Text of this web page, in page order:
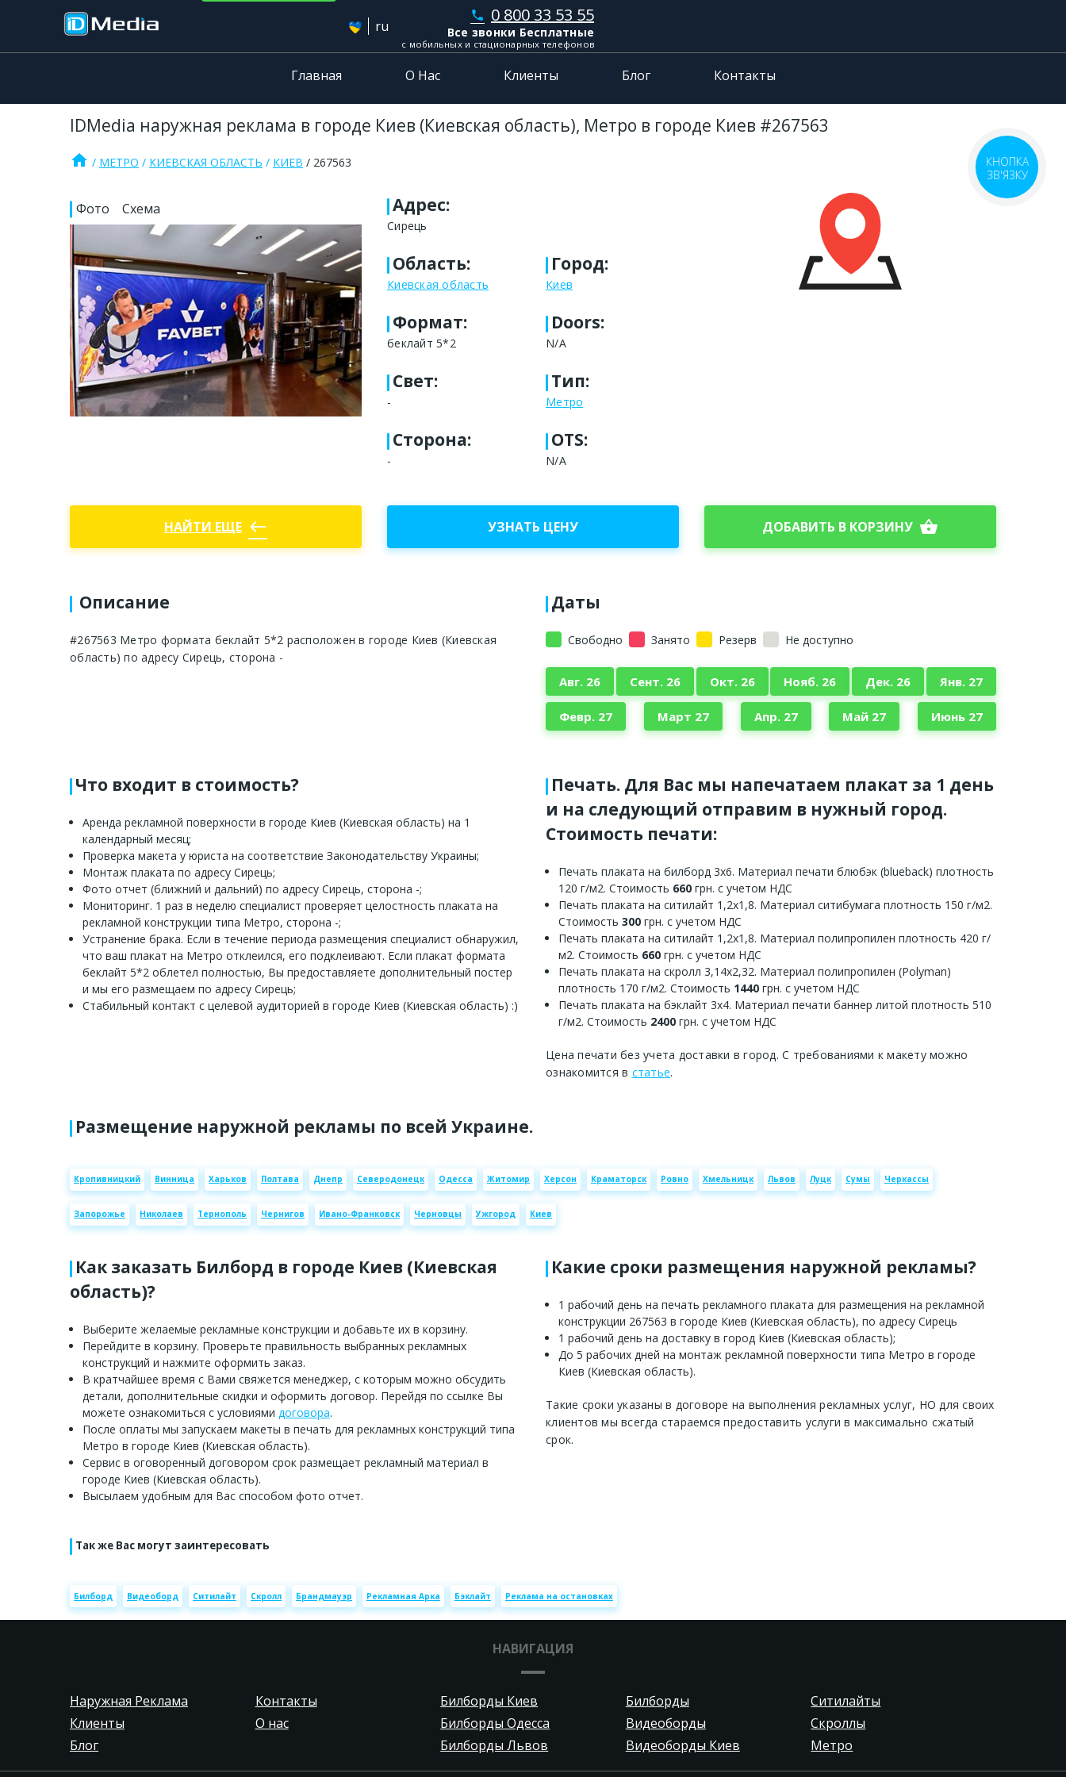
ru
phone 0 800 33 53 55
Все звонки Бесплатные
с мобильных и стационарных телефонов
Главная О Нас Клиенты Блог Контакты
IDMedia наружная реклама в городе Киев (Киевская область), Метро в городе Киев #267563
home МЕТРО КИЕВСКАЯ ОБЛАСТЬ КИЕВ 267563
Фото Схема Адрес:
Сирець
Область:
Киевская область
Город:
Киев
Формат:
беклайт 5*2
Doors:
N/A
Свет:
-
Тип:
Метро
Сторона:
-
OTS:
N/A
НАЙТИ ЕЩЕ west УЗНАТЬ ЦЕНУ ДОБАВИТЬ В КОРЗИНУ shopping_basket
Описание
#267563 Метро формата беклайт 5*2 расположен в городе Киев (Киевская
область) по адресу Сирець, сторона -
Даты
Свободно Занято Резерв Не доступно
Авг. 26 Сент. 26 Окт. 26 Нояб. 26 Дек. 26 Янв. 27
Февр. 27 Март 27 Апр. 27 Май 27 Июнь 27
Что входит в стоимость?
Аренда рекламной поверхности в городе Киев (Киевская область) на 1
календарный месяц;
Проверка макета у юриста на соответствие Законодательству Украины;
Монтаж плаката по адресу Сирець;
Фото отчет (ближний и дальний) по адресу Сирець, сторона -;
Мониторинг. 1 раз в неделю специалист проверяет целостность плаката на
рекламной конструкции типа Метро, сторона -;
Устранение брака. Если в течение периода размещения специалист обнаружил,
что ваш плакат на Метро отклеился, его подклеивают. Если плакат формата
беклайт 5*2 облетел полностью, Вы предоставляете дополнительный постер
и мы его размещаем по адресу Сирець;
Стабильный контакт с целевой аудиторией в городе Киев (Киевская область) :)
Печать. Для Вас мы напечатаем плакат за 1 день
и на следующий отправим в нужный город.
Стоимость печати:
Печать плаката на билборд 3х6. Материал печати блюбэк (blueback) плотность
120 г/м2. Стоимость 660 грн. с учетом НДС
Печать плаката на ситилайт 1,2х1,8. Материал ситибумага плотность 150 г/м2.
Стоимость 300 грн. с учетом НДС
Печать плаката на ситилайт 1,2х1,8. Материал полипропилен плотность 420 г/
м2. Стоимость 660 грн. с учетом НДС
Печать плаката на скролл 3,14х2,32. Материал полипропилен (Polyman)
плотность 170 г/м2. Стоимость 1440 грн. с учетом НДС
Печать плаката на бэклайт 3х4. Материал печати баннер литой плотность 510
г/м2. Стоимость 2400 грн. с учетом НДС
Цена печати без учета доставки в город. С требованиями к макету можно
ознакомится в статье.
Размещение наружной рекламы по всей Украине.
Кропивницкий Винница Харьков Полтава Днепр Северодонецк Одесса Житомир Херсон Краматорск Ровно Хмельницк Львов Луцк Сумы Черкассы
Запорожье Николаев Тернополь Чернигов Ивано-Франковск Черновцы Ужгород Киев
Как заказать Билборд в городе Киев (Киевская
область)?
Выберите желаемые рекламные конструкции и добавьте их в корзину.
Перейдите в корзину. Проверьте правильность выбранных рекламных
конструкций и нажмите оформить заказ.
В кратчайшее время с Вами свяжется менеджер, с которым можно обсудить
детали, дополнительные скидки и оформить договор. Перейдя по ссылке Вы
можете ознакомиться с условиями договора.
После оплаты мы запускаем макеты в печать для рекламных конструкций типа
Метро в городе Киев (Киевская область).
Сервис в оговоренный договором срок размещает рекламный материал в
городе Киев (Киевская область).
Высылаем удобным для Вас способом фото отчет.
Какие сроки размещения наружной рекламы?
1 рабочий день на печать рекламного плаката для размещения на рекламной
конструкции 267563 в городе Киев (Киевская область), по адресу Сирець
1 рабочий день на доставку в город Киев (Киевская область);
До 5 рабочих дней на монтаж рекламной поверхности типа Метро в городе
Киев (Киевская область).
Такие сроки указаны в договоре на выполнения рекламных услуг, НО для своих
клиентов мы всегда стараемся предоставить услуги в максимально сжатый
срок.
Так же Вас могут заинтересовать
Билборд Видеоборд Ситилайт Скролл Брандмауэр Рекламная Арка Бэклайт Реклама на остановках
НАВИГАЦИЯ
Наружная Реклама
Билборды Львов
Клиенты
Билборды
Блог
Видеоборды
Контакты
Видеоборды Киев
О нас
Ситилайты
Билборды Киев
Скроллы
Билборды Одесса
Метро
КНОПКА
ЗВ'ЯЗКУ